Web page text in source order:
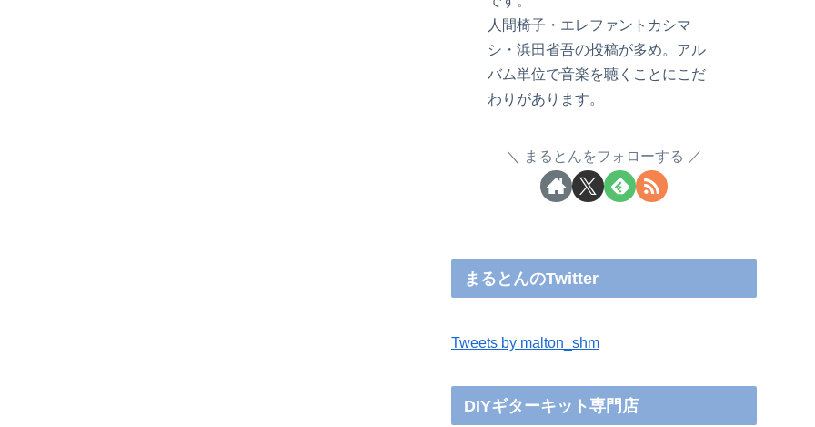
人間椅子・エレファントカシマ
シ・浜田省吾の投稿が多め。アル
バム単位で音楽を聴くことにこだ
わりがあります。
まるとんをフォローする
まるとんのTwitter
Tweets by malton_shm
DIYギターキット専門店